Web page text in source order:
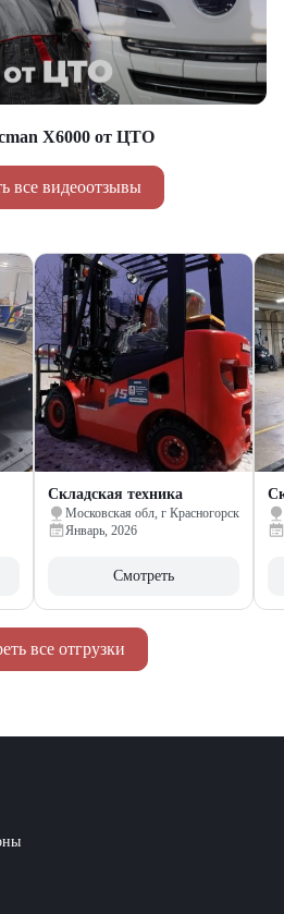
все видеоотзывы
Х6000 от ЦТО
все отгрузки
Складская техника
Московская обл, г Красногорск
Январь, 2026
Смотреть